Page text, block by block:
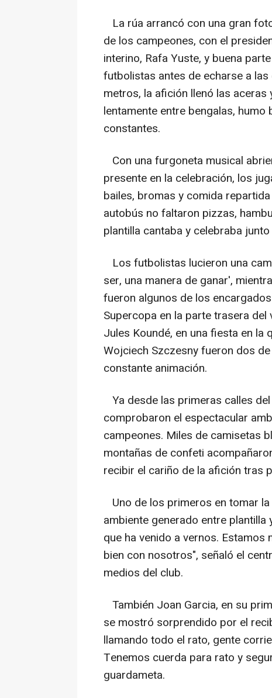
La rúa arrancó con una gran
de los campeones, con el
interino, Rafa Yuste, y buena
futbolistas antes de echarse a
metros, la afición llenó las
lentamente entre bengalas,
constantes.
Con una furgoneta musical
presente en la celebración, los
bailes, bromas y comida
autobús no faltaron pizzas,
plantilla cantaba y celebraba
Los futbolistas lucieron una
ser, una manera de ganar',
fueron algunos de los
Supercopa en la parte trasera
Jules Koundé, en una fiesta en
Wojciech Szczesny fueron dos
constante animación.
Ya desde las primeras calles
comprobaron el espectacular
campeones. Miles de camisetas
montañas de confeti
recibir el cariño de la afición tras
Uno de los primeros en tomar
ambiente generado entre
que ha venido a vernos.
bien con nosotros", señaló el
medios del club.
También Joan Garcia, en su
se mostró sorprendido por el
llamando todo el rato, gente
Tenemos cuerda para rato y
guardameta.